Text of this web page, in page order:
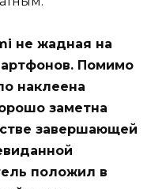
не жадная на
Помимо
наклеена
заметна
завершающей
положил в